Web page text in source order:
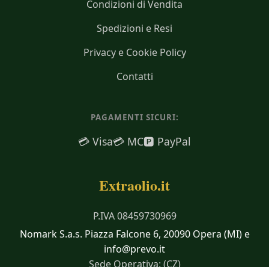
Condizioni di Vendita
Spedizioni e Resi
Privacy e Cookie Policy
Contatti
PAGAMENTI SICURI:
💳 Visa💳 MC🅿️ PayPal
Extraolio.it
P.IVA 08459730969
Nomark S.a.s. Piazza Falcone 6, 20090 Opera (MI) e
info@prevo.it
Sede Operativa: (CZ)